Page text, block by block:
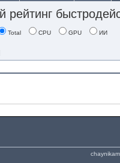
рейтинг
Total CPU GPU ИИ